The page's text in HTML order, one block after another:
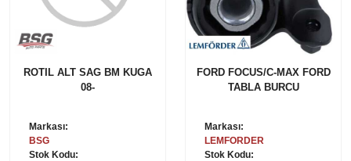
ROTIL ALT SAG BM KUGA
08-
Markası:
BSG
Stok Kodu:
FORD FOCUS/C-MAX FORD
TABLA BURCU
Markası:
LEMFORDER
Stok Kodu: